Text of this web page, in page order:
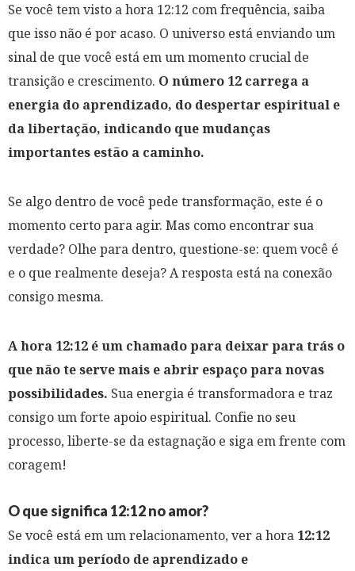
Se você tem visto a hora 12:12 com frequência, saiba
que isso não é por acaso. O universo está enviando um
sinal de que você está em um momento crucial de
transição e crescimento. O número 12 carrega a
energia do aprendizado, do despertar espiritual e
da libertação, indicando que mudanças
importantes estão a caminho.
Se algo dentro de você pede transformação, este é o
momento certo para agir. Mas como encontrar sua
verdade? Olhe para dentro, questione-se: quem você é
e o que realmente deseja? A resposta está na conexão
consigo mesma.
A hora 12:12 é um chamado para deixar para trás o
que não te serve mais e abrir espaço para novas
possibilidades. Sua energia é transformadora e traz
consigo um forte apoio espiritual. Confie no seu
processo, liberte-se da estagnação e siga em frente com
coragem!
O que significa 12:12 no amor?
Se você está em um relacionamento, ver a hora 12:12
indica um período de aprendizado e